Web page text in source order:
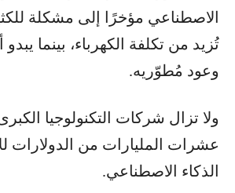
الاصطناعي مؤخرًا إلى مشكلة
تُزيد من تكلفة الكهرباء، بينما يبدو
وعود مُطوّريه.
ولا تزال شركات التكنولوجيا
عشرات المليارات من الدولارات
الذكاء الاصطناعي.